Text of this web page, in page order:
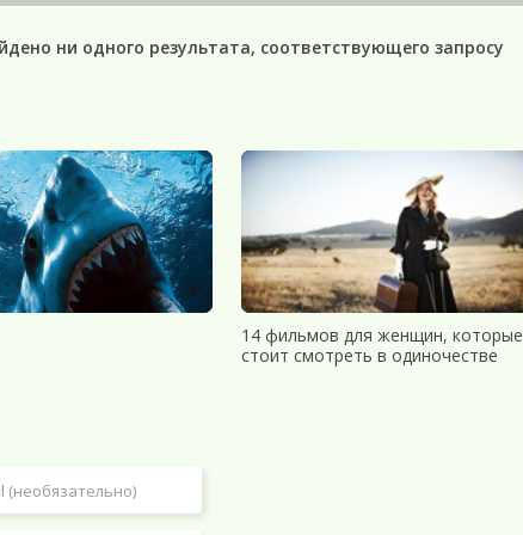
ни одного результата, соответствующего запросу
14 фильмов для женщин, которые
стоит смотреть в одиночестве